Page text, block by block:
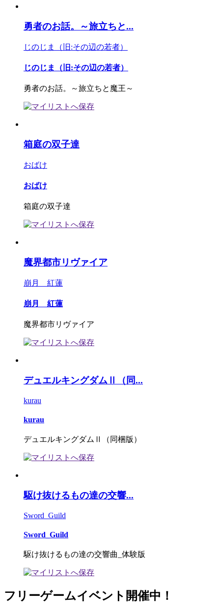
勇者のお話。～旅立ちと...
じのじま（旧:その辺の若者）
じのじま（旧:その辺の若者）
勇者のお話。～旅立ちと魔王～
箱庭の双子達
おばけ
おばけ
箱庭の双子達
魔界都市リヴァイア
崩月 紅蓮
崩月 紅蓮
魔界都市リヴァイア
デュエルキングダムⅡ（同...
kurau
kurau
デュエルキングダムⅡ（同梱版）
駆け抜けるもの達の交響...
Sword_Guild
Sword_Guild
駆け抜けるもの達の交響曲_体験版
フリーゲームイベント開催中！